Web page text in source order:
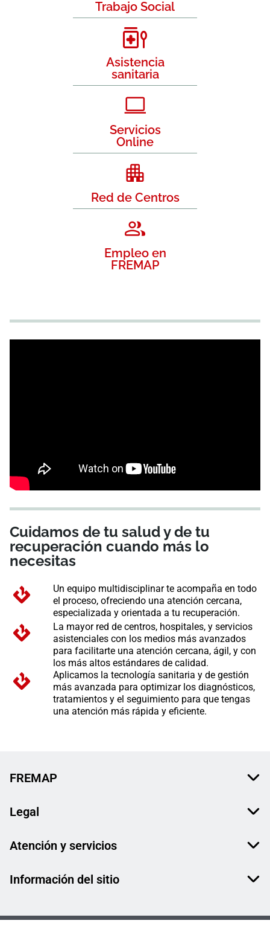
Trabajo Social
Asistencia
sanitaria
Servicios
Online
Red de Centros
Empleo en
FREMAP
Cuidamos de tu salud y de tu
recuperación cuando más lo
necesitas
Un equipo multidisciplinar te acompaña en todo
el proceso, ofreciendo una atención cercana,
especializada y orientada a tu recuperación.
La mayor red de centros, hospitales, y servicios
asistenciales con los medios más avanzados
para facilitarte una atención cercana, ágil, y con
los más altos estándares de calidad.
Aplicamos la tecnología sanitaria y de gestión
más avanzada para optimizar los diagnósticos,
tratamientos y el seguimiento para que tengas
una atención más rápida y eficiente.
FREMAP
Legal
Atención y servicios
Información del sitio